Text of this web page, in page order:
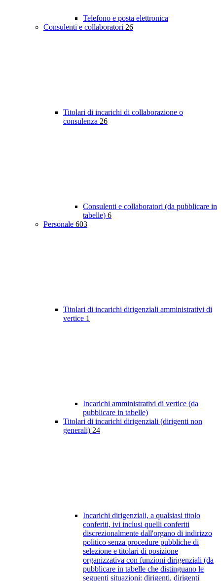
Telefono e posta elettronica
Consulenti e collaboratori 26
Titolari di incarichi di collaborazione o
consulenza 26
Consulenti e collaboratori (da pubblicare in
tabelle) 6
Personale 603
Titolari di incarichi dirigenziali amministrativi di
vertice 1
Incarichi amministrativi di vertice (da
pubblicare in tabelle)
Titolari di incarichi dirigenziali (dirigenti non
generali) 24
Incarichi dirigenziali, a qualsiasi titolo
conferiti, ivi inclusi quelli conferiti
discrezionalmente dall'organo di indirizzo
politico senza procedure pubbliche di
selezione e titolari di posizione
organizzativa con funzioni dirigenziali (da
pubblicare in tabelle che distinguano le
seguenti situazioni: dirigenti, dirigenti